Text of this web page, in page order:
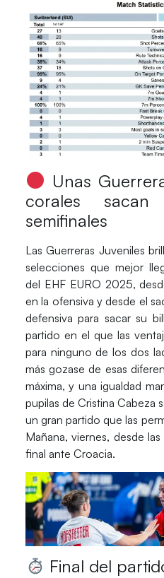
Unas
corales
semifinales
LasGuerreras Juveniles
selecciones que mejor
del EHF EURO 2025,
en la ofensiva y desde el
defensiva para sacar su
partido en el que las
para ninguno de los dos
más gozase de esas
máxima, y una igualdad
pupilas de Cristina Cabeza
un gran partido que las
Mañana, viernes, desde
final ante Croacia.
Final del